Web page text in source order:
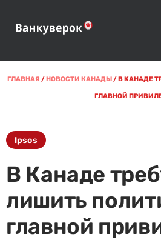
ГЛАВНАЯ /НОВОСТИ КАНАДЫ/В КАНАДЕ
ГЛАВНОЙ
Ipsos
В Канаде
лишить
главной